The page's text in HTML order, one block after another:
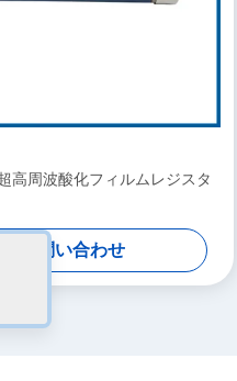
高周波酸化フィルムレジスタ
お問い合わせ